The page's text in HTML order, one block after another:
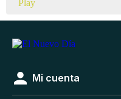
Mi cuenta